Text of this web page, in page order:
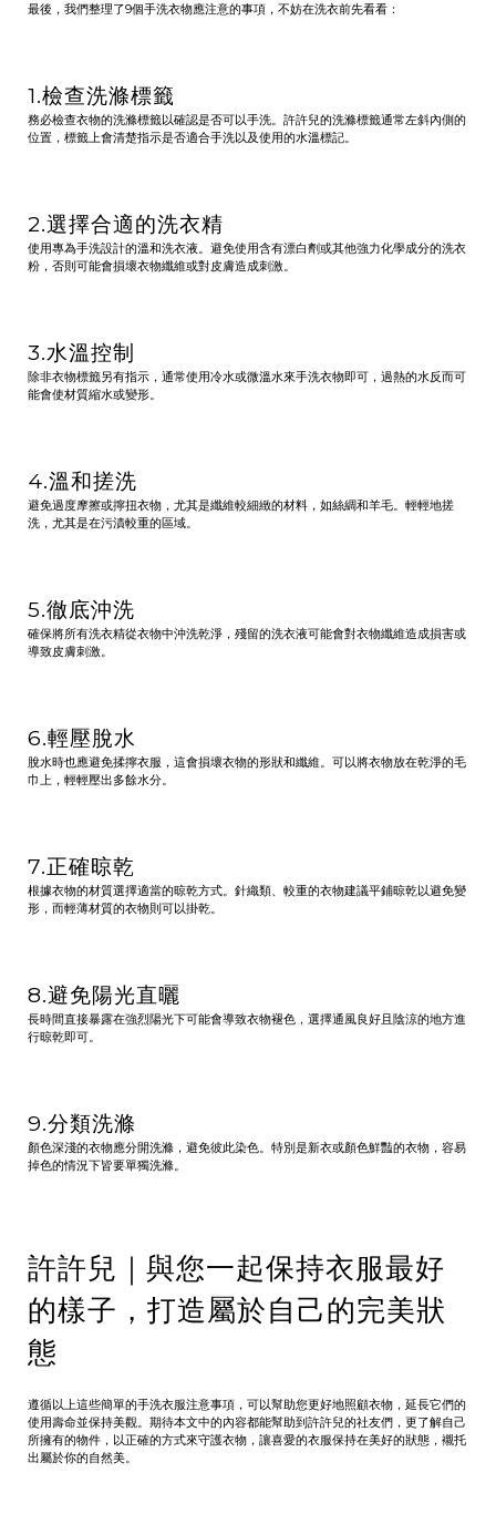
最後，我們整理了9個手洗衣物應注意的事項，不妨在洗衣前先看看：
1.檢查洗滌標籤
務必檢查衣物的洗滌標籤以確認是否可以手洗。許許兒的洗滌標籤通常左斜內側的
位置，標籤上會清楚指示是否適合手洗以及使用的水溫標記。
2.選擇合適的洗衣精
使用專為手洗設計的溫和洗衣液。避免使用含有漂白劑或其他強力化學成分的洗衣
粉，否則可能會損壞衣物纖維或對皮膚造成刺激。
3.水溫控制
除非衣物標籤另有指示，通常使用冷水或微溫水來手洗衣物即可，過熱的水反而可
能會使材質縮水或變形。
4.溫和搓洗
避免過度摩擦或擰扭衣物，尤其是纖維較細緻的材料，如絲綢和羊毛。輕輕地搓
洗，尤其是在污漬較重的區域。
5.徹底沖洗
確保將所有洗衣精從衣物中沖洗乾淨，殘留的洗衣液可能會對衣物纖維造成損害或
導致皮膚刺激。
6.輕壓脫水
脫水時也應避免揉擰衣服，這會損壞衣物的形狀和纖維。可以將衣物放在乾淨的毛
巾上，輕輕壓出多餘水分。
7.正確晾乾
根據衣物的材質選擇適當的晾乾方式。針織類、較重的衣物建議平鋪晾乾以避免變
形，而輕薄材質的衣物則可以掛乾。
8.避免陽光直曬
長時間直接暴露在強烈陽光下可能會導致衣物褪色，選擇通風良好且陰涼的地方進
行晾乾即可。
9.分類洗滌
顏色深淺的衣物應分開洗滌，避免彼此染色。特別是新衣或顏色鮮豔的衣物，容易
掉色的情況下皆要單獨洗滌。
許許兒｜與您一起保持衣服最好
的樣子，打造屬於自己的完美狀
態
遵循以上這些簡單的手洗衣服注意事項，可以幫助您更好地照顧衣物，延長它們的
使用壽命並保持美觀。期待本文中的內容都能幫助到許許兒的社友們，更了解自己
所擁有的物件，以正確的方式來守護衣物，讓喜愛的衣服保持在美好的狀態，襯托
出屬於你的自然美。